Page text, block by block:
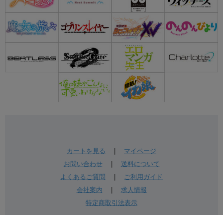
カートを見る
マイページ
お問い合わせ| 送料について
よくあるご質問
ご利用ガイド
会社案内
求人情報
特定商取引法表示